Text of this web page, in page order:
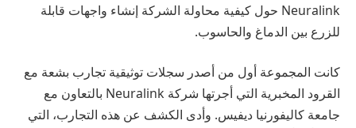
Neuralink حول كيفية محاولة الشركة إنشاء واجهات قابلة
للزرع بين الدماغ والحاسوب.
كانت المجموعة أول من أصدر سجلات توثيقية تجارب بشعة مع
القرود المخبرية التي أجرتها شركة Neuralink بالتعاون مع
جامعة كاليفورنيا ديفيس. وأدى الكشف عن هذه التجارب، التي